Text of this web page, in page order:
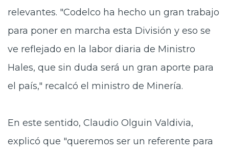
relevantes. "Codelco ha hecho un gran trabajo
para poner en marcha esta División y eso se
ve reflejado en la labor diaria de Ministro
Hales, que sin duda será un gran aporte para
el país," recalcó el ministro de Minería.
En este sentido, Claudio Olguin Valdivia,
explicó que "queremos ser un referente para